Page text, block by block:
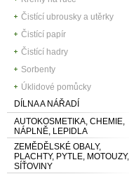
Čistící ubrousky a utěrky
Čistící papír
Čistící hadry
Sorbenty
Úklidové pomůcky
DÍLNA A NÁŘADÍ
AUTOKOSMETIKA, CHEMIE,
NÁPLNĚ, LEPIDLA
ZEMĚDĚLSKÉ OBALY,
PLACHTY, PYTLE, MOTOUZY,
SÍŤOVINY